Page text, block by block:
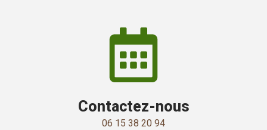
Contactez-nous
06 15 38 20 94